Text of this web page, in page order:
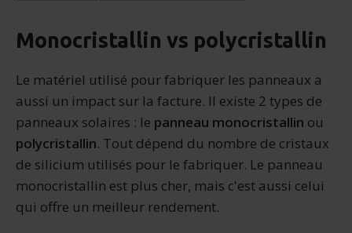
Monocristallin vs polycristallin
Le matériel utilisé pour fabriquer les panneaux a
aussi un impact sur la facture. Il existe 2 types de
panneaux solaires : le panneau monocristallin ou
polycristallin. Tout dépend du nombre de cristaux
de silicium utilisés pour le fabriquer. Le panneau
monocristallin est plus cher, mais c'est aussi celui
qui offre un meilleur rendement.